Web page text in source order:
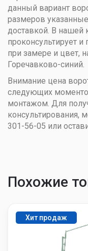
данный вариант
размеров
доставкой. В нашей
проконсультирует
при замере и цвет,
Горечавково-синий.
Внимание цена
следующих
монтажом. Для
консультирования,
301-56-05 или
Похожие
Хит продаж